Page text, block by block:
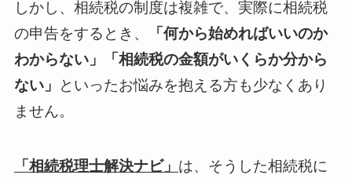
しかし、相続税の制度は複雑で、実際に相続税
の申告をするとき、
「何から始めればいいのか
わからない」「相続税の金額がいくらか分から
ない」
といったお悩みを抱える方も少なくあり
ません。
「相続税理士解決ナビ」 は、そうした相続税に